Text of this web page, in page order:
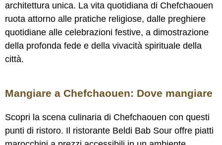
architettura unica. La vita quotidiana di Chefchaouen
ruota attorno alle pratiche religiose, dalle preghiere
quotidiane alle celebrazioni festive, a dimostrazione
della profonda fede e della vivacità spirituale della
città.
Mangiare a Chefchaouen: Dove mangiare
Scopri la scena culinaria di Chefchaouen con questi
punti di ristoro. Il ristorante Beldi Bab Sour offre piatti